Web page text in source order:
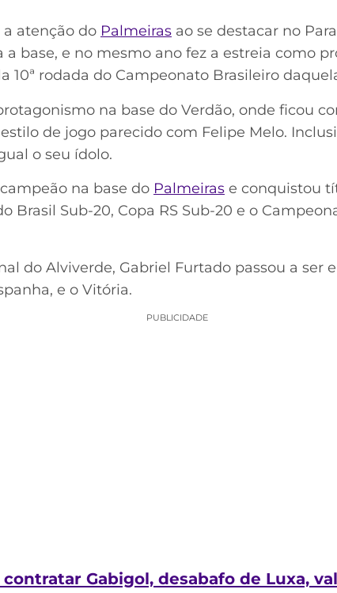
atenção do Palmeiras ao se destacar no
a base, e no mesmo ano fez a estreia como
10ª rodada do Campeonato Brasileiro
na base do Verdão, onde ficou
de jogo parecido com Felipe Melo.
o seu ídolo.
na base do Palmeiras e conquistou
Brasil Sub-20, Copa RS Sub-20 e o
do Alviverde, Gabriel Furtado passou a ser
e o Vitória.
PUBLICIDADE
Gabigol, desabafo de Luxa,